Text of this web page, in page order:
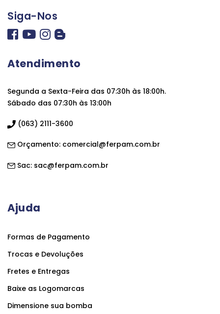
Siga-Nos
Atendimento
Segunda a Sexta-Feira das 07:30h às 18:00h.
Sábado das 07:30h às 13:00h
(063) 2111-3600
Orçamento: comercial@ferpam.com.br
Sac: sac@ferpam.com.br
Ajuda
Formas de Pagamento
Trocas e Devoluções
Fretes e Entregas
Baixe as Logomarcas
Dimensione sua bomba